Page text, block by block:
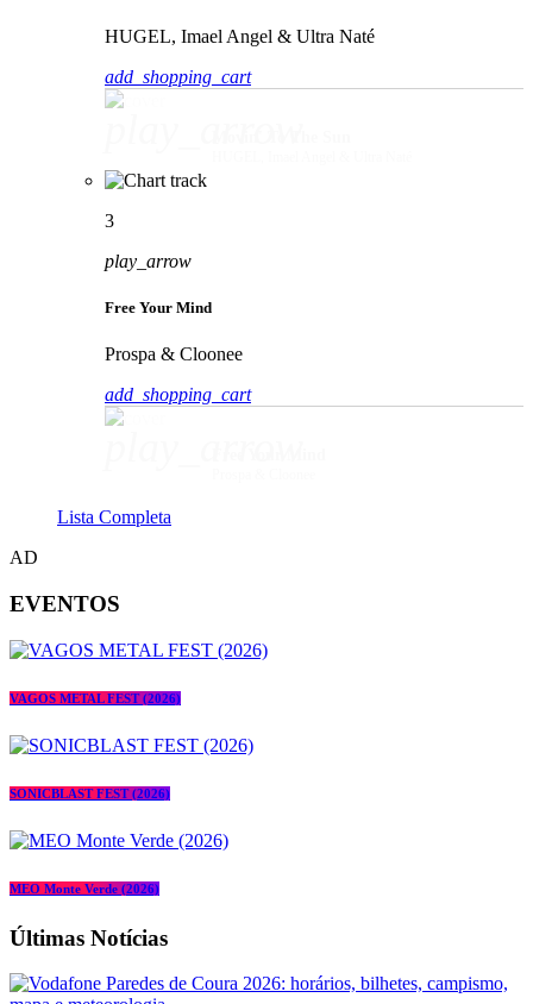
HUGEL, Imael Angel & Ultra Naté
add_shopping_cart
3
play_arrow
Free Your Mind
Prospa & Cloonee
add_shopping_cart
Lista Completa
AD
EVENTOS
VAGOS METAL FEST (2026)
SONICBLAST FEST (2026)
MEO Monte Verde (2026)
Últimas Notícias